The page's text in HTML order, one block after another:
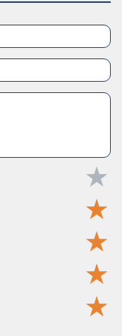
★
★
★
★
★